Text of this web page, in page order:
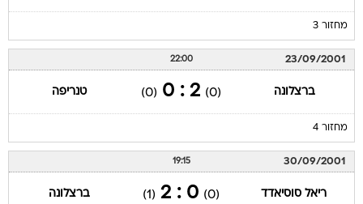
מחזור 3
23/09/2001
22:00
ברצלונה (0)
2 : 0
(0) טנריפה
מחזור 4
30/09/2001
19:15
ריאל סוסיאדד (0)
0 : 2
(1) ברצלונה